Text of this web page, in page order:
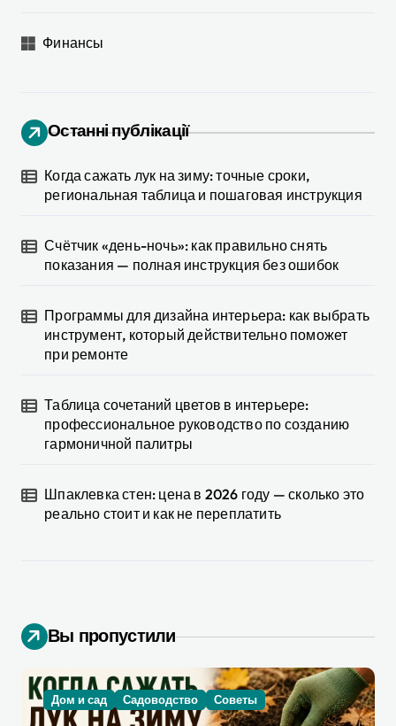
Финансы
Останні публікації
Когда сажать лук на зиму: точные сроки,
региональная таблица и пошаговая инструкция
Счётчик «день-ночь»: как правильно снять
показания — полная инструкция без ошибок
Программы для дизайна интерьера: как выбрать
инструмент, который действительно поможет
при ремонте
Таблица сочетаний цветов в интерьере:
профессиональное руководство по созданию
гармоничной палитры
Шпаклевка стен: цена в 2026 году — сколько это
реально стоит и как не переплатить
Вы пропустили
Дом и сад Садоводство Советы